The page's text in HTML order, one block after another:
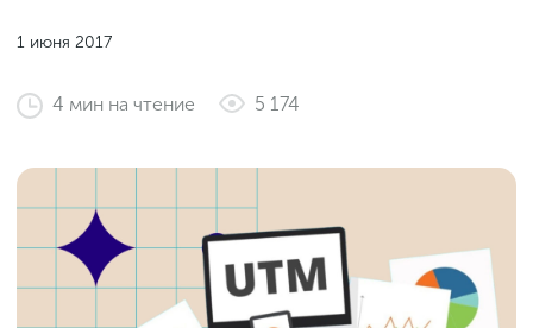
Фитнес
2018
2017
Законы и документы
Инструменты и сервисы
Продажи и маркетплейсы
Словарь маркетолога
1 июня 2017
4 мин на чтение 5 174